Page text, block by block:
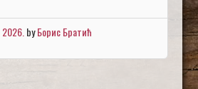
2026.byБорис Братић